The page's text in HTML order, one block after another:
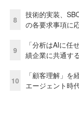
8
技術的実装、
の各要求事項に
9
「分析はAIに
績企業に共通す
10
「顧客理解」を
エージェント時